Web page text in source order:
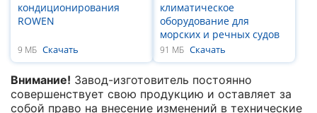
кондиционирования
ROWEN
9 МБ Скачать
климатическое
оборудование для
морских и речных судов
91 МБ Скачать
Внимание! Завод-изготовитель постоянно
совершенствует свою продукцию и оставляет за
собой право на внесение изменений в технические